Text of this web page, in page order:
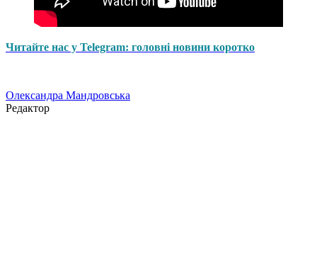
Читайте нас у Telegram: головні новини коротко
Олександра Мандровська
Редактор